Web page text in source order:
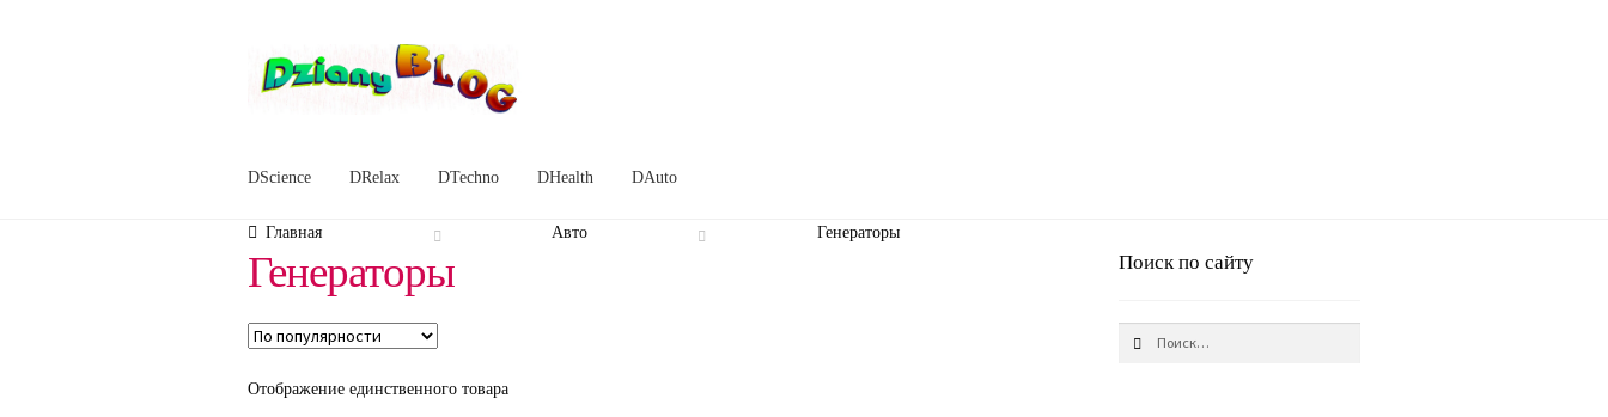
Перейти
Перейти
DScience DRelax DTechno DHealth DAuto
Главная Авто Генераторы
Генераторы
Отображение единственного товара
Поиск по сайту